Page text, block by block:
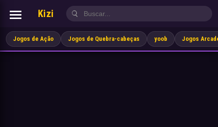
Kizi
Jogos de Ação Jogos de Quebra-cabeças yoob Jogos